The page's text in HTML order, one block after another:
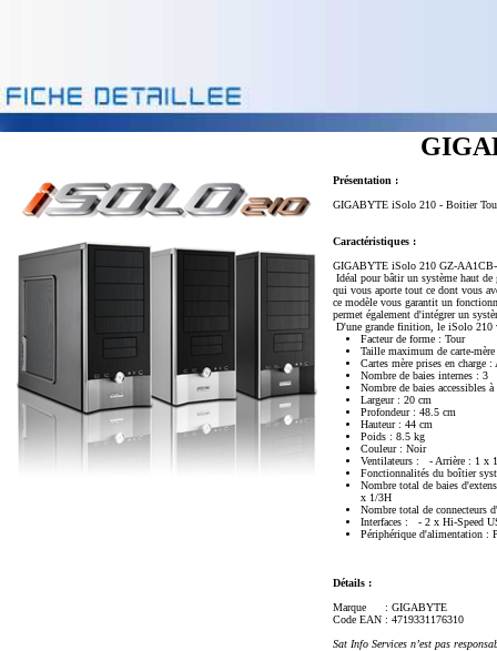
Présentation :
GIGABYTE iSolo 210 - Boitier
Caractéristiques :
GIGABYTE iSolo 210 GZ-
Idéal pour bâtir un système haut
qui vous aporte tout ce dont vous
ce modèle vous garantit un
permet également d'intégrer un
D'une grande finition, le iSolo 210
Facteur de forme : Tour
Taille maximum de carte-
Cartes mère prises en charge
Nombre de baies internes : 3
Nombre de baies accessibles
Largeur : 20 cm
Profondeur : 48.5 cm
Hauteur : 44 cm
Poids : 8.5 kg
Couleur : Noir
Ventilateurs : - Arrière : 1 x
Fonctionnalités du boîtier
Nombre total de baies
x 1/3H
Nombre total de connecteurs
Interfaces : - 2 x Hi-Speed
Périphérique d'alimentation :
Détails :
Marque
: GIGABYTE
Code EAN : 4719331176310
Sat Info Services n’est pas